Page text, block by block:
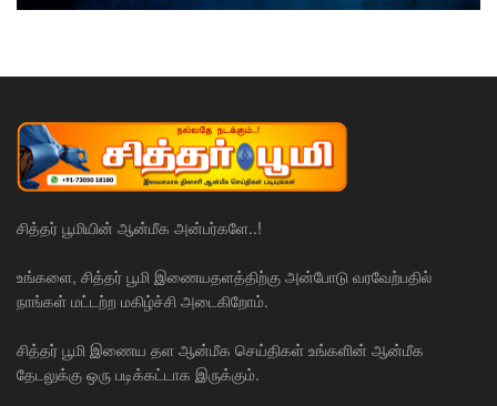
சித்தர் பூமியின் ஆன்மீக அன்பர்களே..!
உங்களை, சித்தர் பூமி இணையதளத்திற்கு அன்போடு வரவேற்பதில்
நாங்கள் மட்டற்ற மகிழ்ச்சி அடைகிறோம்.
சித்தர் பூமி இணைய தள ஆன்மீக செய்திகள் உங்களின் ஆன்மீக
தேடலுக்கு ஒரு படிக்கட்டாக இருக்கும்.